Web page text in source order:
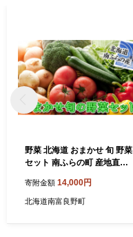
野菜 北海道 おまかせ 旬 野菜
セット 南ふらの町 産地直送
ミニトマト きゅうり ズッキ
ーニ なす とうもろこし ピー
寄附金額 14,000円
北海道南富良野町